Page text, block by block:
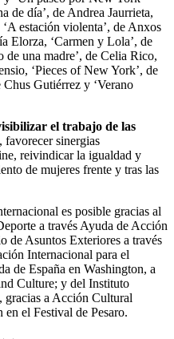
de día’, de Andrea Jaurrieta,
estación violenta’, de Anxos
Elorza, ‘Carmen y Lola’, de
una madre’, de Celia Rico,
‘Pieces of New York’, de
Gutiérrez y ‘Verano
el trabajo de las
, favorecer sinergias
reivindicar la igualdad y
de mujeres frente y tras las
es posible gracias al
a través Ayuda de Acción
de Asuntos Exteriores a través
Internacional para el
de España en Washington, a
Culture; y del Instituto
gracias a Acción Cultural
en el Festival de Pesaro.